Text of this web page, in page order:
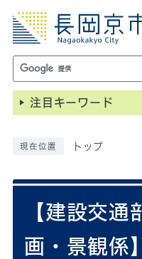
注目キーワード
現在位置 トップ
【建設交通
画・景観係